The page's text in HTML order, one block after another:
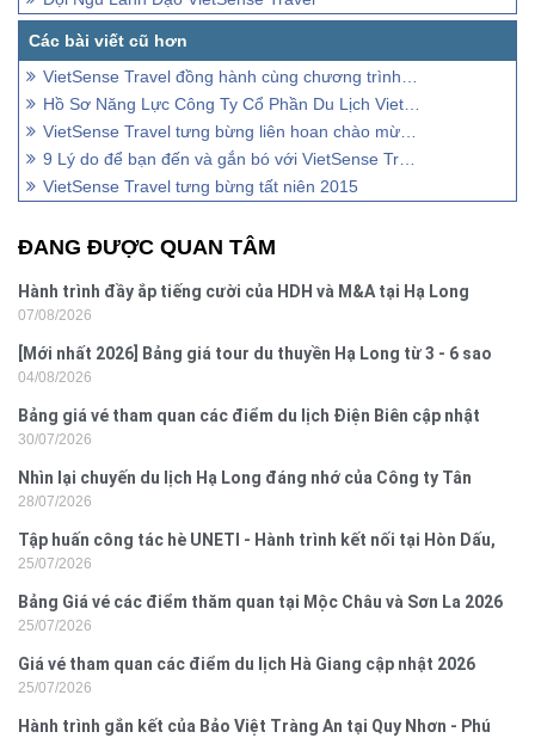
VietSense Travel đồng hành cùng chương trình "Hôm Nay Ai Đến" VTV6 số 55 - 21-4-2017
Hồ Sơ Năng Lực Công Ty Cổ Phần Du Lịch Vietsense
VietSense Travel tưng bừng liên hoan chào mừng Ngày Quốc tế Phụ nữ 8/3/2016
9 Lý do để bạn đến và gắn bó với VietSense Travel
VietSense Travel tưng bừng tất niên 2015
ĐANG ĐƯỢC QUAN TÂM
Hành trình đầy ắp tiếng cười của HDH và M&A tại Hạ Long
07/08/2026
[Mới nhất 2026] Bảng giá tour du thuyền Hạ Long từ 3 - 6 sao
04/08/2026
Bảng giá vé tham quan các điểm du lịch Điện Biên cập nhật
2026
30/07/2026
Nhìn lại chuyến du lịch Hạ Long đáng nhớ của Công ty Tân
Hưng 2026
28/07/2026
Tập huấn công tác hè UNETI - Hành trình kết nối tại Hòn Dấu,
Đồ Sơn
25/07/2026
Bảng Giá vé các điểm thăm quan tại Mộc Châu và Sơn La 2026
25/07/2026
Giá vé tham quan các điểm du lịch Hà Giang cập nhật 2026
25/07/2026
Hành trình gắn kết của Bảo Việt Tràng An tại Quy Nhơn - Phú